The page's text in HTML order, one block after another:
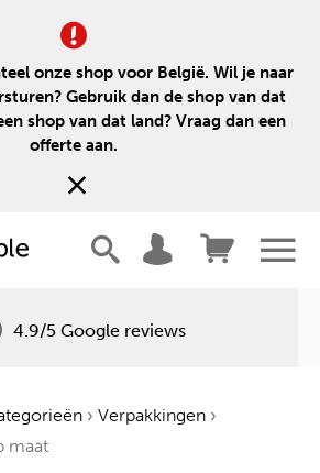
onze shop voor België. Wil je naar
Gebruik dan de shop van dat
shop van dat land? Vraag dan een
offerte aan.
elke bestelling
4.9/5 Google reviews
› Verpakkingen ›
maat